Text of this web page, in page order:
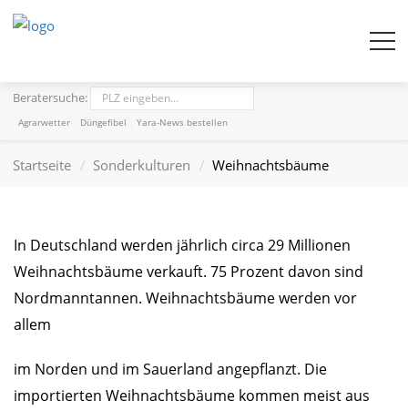
Beratersuche:
Agrarwetter Düngefibel Yara-News bestellen
Startseite Sonderkulturen Weihnachtsbäume
In Deutschland werden jährlich circa 29 Millionen
Weihnachtsbäume verkauft. 75 Prozent davon sind
Nordmanntannen. Weihnachtsbäume werden vor
allem
im Norden und im Sauerland angepflanzt. Die
importierten Weihnachtsbäume kommen meist aus